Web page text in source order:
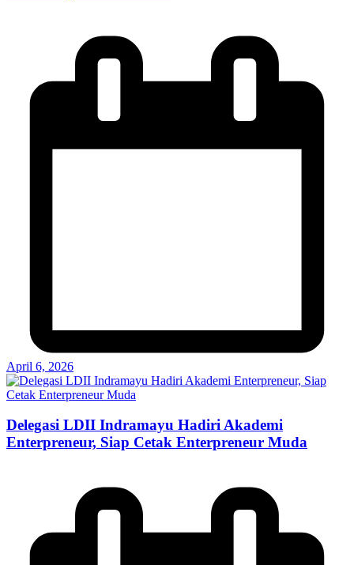
April 6, 2026
Delegasi LDII Indramayu Hadiri Akademi
Enterpreneur, Siap Cetak Enterpreneur Muda